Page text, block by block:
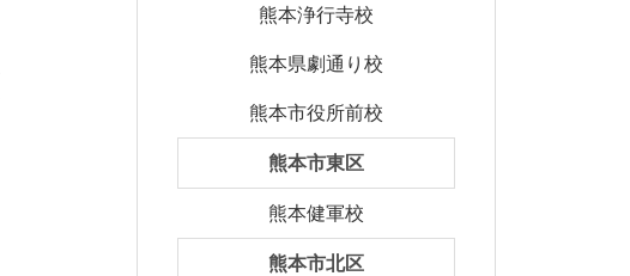
熊本浄行寺校
熊本県劇通り校
熊本市役所前校
熊本市東区
熊本健軍校
熊本市北区